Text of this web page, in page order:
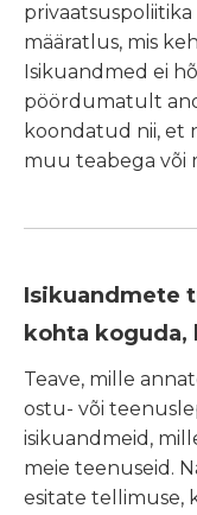
määratlus, mis
Isikuandmed ei
pöördumatult
koondatud nii, et
muu teabega või
Isikuandmete
kohta
Teave, mille
ostu- või
isikuandmeid,
meie teenuseid.
esitate tellimuse,